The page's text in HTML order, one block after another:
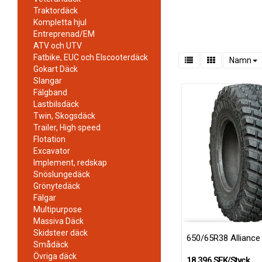
Traktordäck
Kompletta hjul
Entreprenad/EM
ATV och UTV
Fatbike, EUC och Elscooterdäck
Gokart Däck
Slangar
Fälgband
Lastbilsdäck
Twin, Skogsdäck
Trailer, High speed
Flotation
Excavator
Implement, redskap
Snöslungedäck
Grönytedäck
Fälgar
Multipurpose
Massiva Däck
Skidsteer däck
Smådäck
Övriga däck
Namn
650/65R38 Alliance